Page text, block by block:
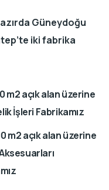
Güneydoğu
iki fabrika
m2 açık alan üzerine
İşleri Fabrikamız
m2 açık alan üzerine